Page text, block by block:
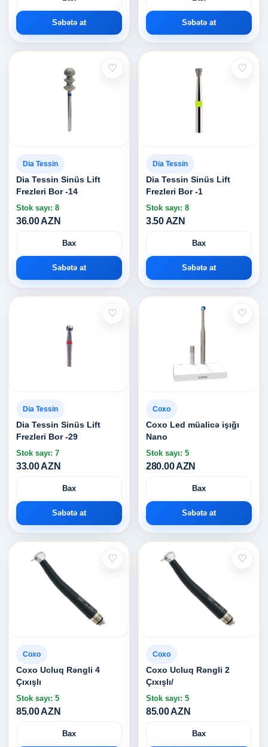
Səbətə at Səbətə at
♡
Dia Tessin
Dia Tessin Sinüs Lift
Frezleri Bor -14
Stok sayı: 8
36.00 AZN
Bax
Səbətə at
♡
Dia Tessin
Dia Tessin Sinüs Lift
Frezleri Bor -1
Stok sayı: 8
3.50 AZN
Bax
Səbətə at
♡
Dia Tessin
Dia Tessin Sinüs Lift
Frezleri Bor -29
Stok sayı: 7
33.00 AZN
Bax
Səbətə at
♡
Coxo
Coxo Led müalicə işığı
Nano
Stok sayı: 5
280.00 AZN
Bax
Səbətə at
♡
Coxo
Coxo Ucluq Rəngli 4
Çıxışlı
Stok sayı: 5
85.00 AZN
Bax
♡
Coxo
Coxo Ucluq Rəngli 2
Çıxışlı/
Stok sayı: 5
85.00 AZN
Bax